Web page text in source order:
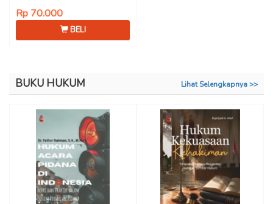
Rp 70.000
BELI
BUKU HUKUM Lihat Selengkapnya >>